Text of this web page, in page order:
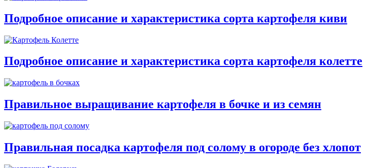
Подробное описание и характеристика сорта картофеля киви
Подробное описание и характеристика сорта картофеля колетте
Правильное выращивание картофеля в бочке и из семян
Правильная посадка картофеля под солому в огороде без хлопот